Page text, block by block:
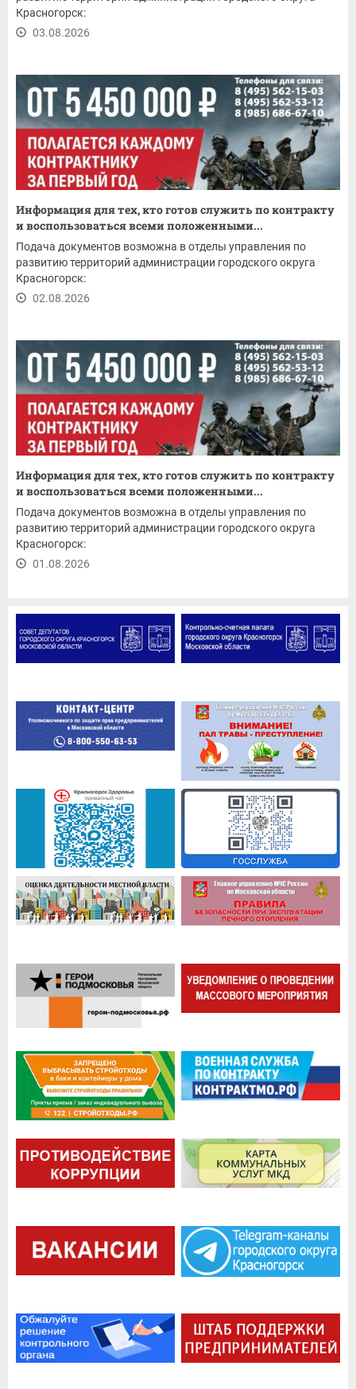
Красногорск:
03.08.2026
Информация для тех, кто готов служить по контракту
и воспользоваться всеми положенными...
Подача документов возможна в отделы управления по
развитию территорий администрации городского округа
Красногорск:
02.08.2026
Информация для тех, кто готов служить по контракту
и воспользоваться всеми положенными...
Подача документов возможна в отделы управления по
развитию территорий администрации городского округа
Красногорск:
01.08.2026